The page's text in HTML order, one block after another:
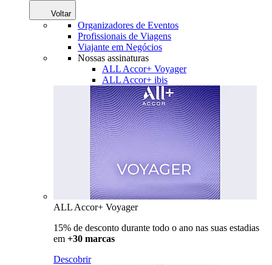
Voltar
Organizadores de Eventos
Profissionais de Viagens
Viajante em Negócios
Nossas assinaturas
ALL Accor+ Voyager
ALL Accor+ ibis
ALL Accor+ Voyager
15% de desconto durante todo o ano nas suas estadias
em +30 marcas
Descobrir